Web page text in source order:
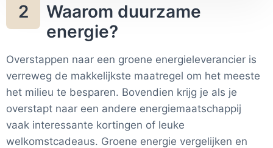
2
Waarom duurzame
energie?
Overstappen naar een groene energieleverancier is
verreweg de makkelijkste maatregel om het meeste
het milieu te besparen. Bovendien krijg je als je
overstapt naar een andere energiemaatschappij
vaak interessante kortingen of leuke
welkomstcadeaus. Groene energie vergelijken en